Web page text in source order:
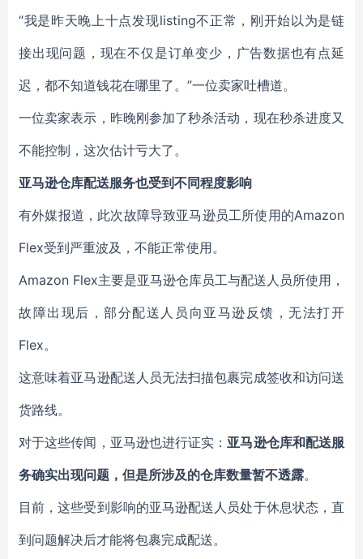
“我是昨天晚上十点发现listing不正常，刚开始以为是链
接出现问题，现在不仅是订单变少，广告数据也有点延
迟，都不知道钱花在哪里了。”一位卖家吐槽道。
一位卖家表示，昨晚刚参加了秒杀活动，现在秒杀进度又
不能控制，这次估计亏大了。
亚马逊仓库配送服务也受到不同程度影响
有外媒报道，此次故障导致亚马逊员工所使用的Amazon
Flex受到严重波及，不能正常使用。
Amazon Flex主要是亚马逊仓库员工与配送人员所使用，
故障出现后，部分配送人员向亚马逊反馈，无法打开
Flex。
这意味着亚马逊配送人员无法扫描包裹完成签收和访问送
货路线。
对于这些传闻，亚马逊也进行证实：亚马逊仓库和配送服
务确实出现问题，但是所涉及的仓库数量暂不透露。
目前，这些受到影响的亚马逊配送人员处于休息状态，直
到问题解决后才能将包裹完成配送。